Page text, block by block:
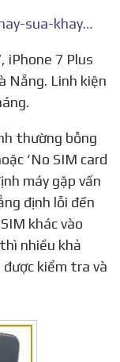
https://mobilecity.vn/dich-vu/thay-sua-khay-sim-iphone-7-iphone-7-plus.html
Nẵng. Linh kiện
‘No SIM card
máy gặp vấn
định lỗi đến
khác vào
nhiều khả
được kiểm tra và